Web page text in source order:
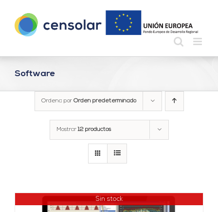
contenido
Software
Ordena por Orden predeterminado
Mostrar12 productos
Sin stock